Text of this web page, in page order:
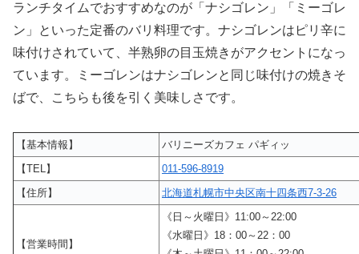
ランチタイムでおすすめなのが「ナシゴレン」「ミーゴレ
ン」といった定番のバリ料理です。ナシゴレンはピリ辛に
味付けされていて、半熟卵の目玉焼きがアクセントになっ
ています。ミーゴレンはナシゴレンと同じ味付けの焼きそ
ばで、こちらも後を引く美味しさです。
【基本情報】
バリニーズカフェ パギィッ
【TEL】
011-596-8919
【住所】
北海道札幌市中央区南十四条西7-3-26
【営業時間】
《日～火曜日》11:00～22:00
《水曜日》18：00～22：00